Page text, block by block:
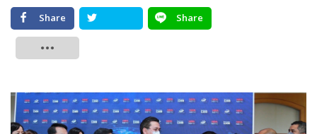
Share
Share